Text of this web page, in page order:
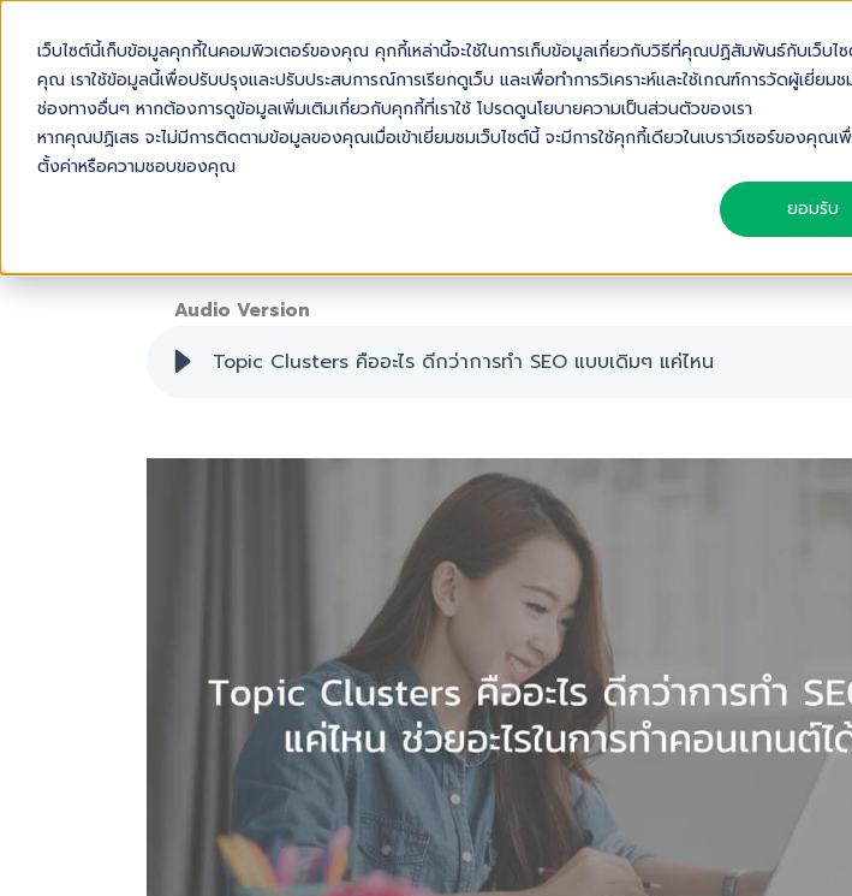
เว็บไซต์นี้เก็บข้อมูลคุกกี้ในคอมพิวเตอร์ของคุณ คุกกี้เหล่านี้จะใช้ในการเก็บข้อมูลเกี่ยวกับวิธีที่คุณปฏิสัมพันธ์กับเว็บไซ
คุณ เราใช้ข้อมูลนี้เพื่อปรับปรุงและปรับประสบการณ์การเรียกดูเว็บ และเพื่อทำการวิเคราะห์และใช้เกณฑ์การวัดผู้เยี่ยม
ช่องทางอื่นๆ หากต้องการดูข้อมูลเพิ่มเติมเกี่ยวกับคุกกี้ที่เราใช้ โปรดดูนโยบายความเป็นส่วนตัวของเรา
หากคุณปฏิเสธ จะไม่มีการติดตามข้อมูลของคุณเมื่อเข้าเยี่ยมชมเว็บไซต์นี้ จะมีการใช้คุกกี้เดียวในเบราว์เซอร์ของคุณเ
ตั้งค่าหรือความชอบของคุณ
ยอมรับ
ABOUT US SOLUTIONS
TOPIC CLUSTERS คืออะไร ดีกว่าการทำ SEO แบบเดิมๆ แค่ไหน
Audio Version
Topic Clusters คืออะไร ดีกว่าการทำ SEO แบบเดิมๆ แค่ไหน